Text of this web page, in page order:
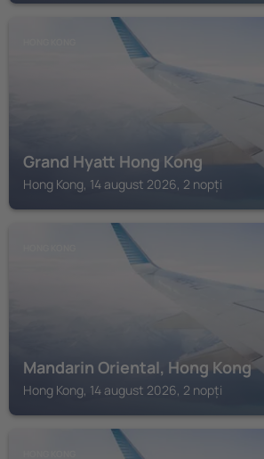
Grand Hyatt Hong Kong
Hong Kong, 14 august 2026, 2 nopți
Mandarin Oriental, Hong Kong
Hong Kong, 14 august 2026, 2 nopți